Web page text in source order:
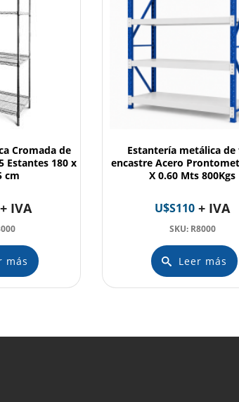
Cromada de
Estantes 180 x
cm
IVA
más
Estantería metálica de
encastre Acero
X 0.60 Mts 800Kgs
U$S110 + IVA
SKU: R8000
Leer más